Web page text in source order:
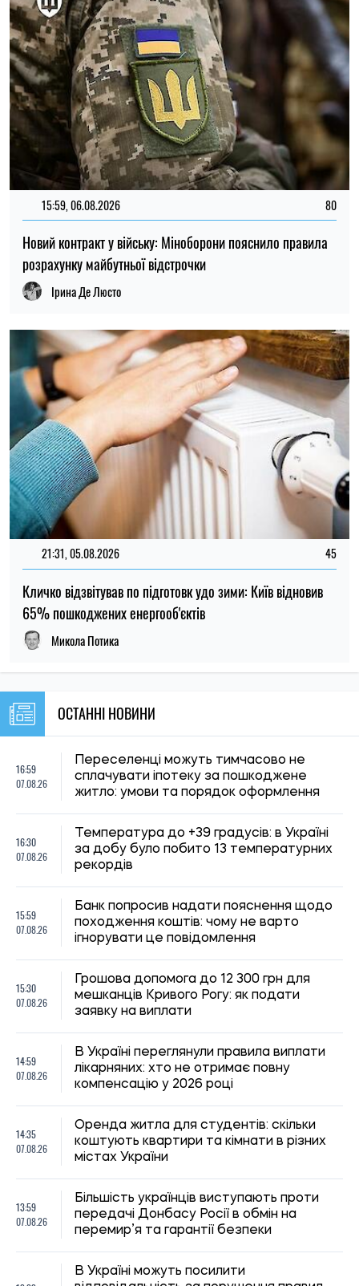
21:31, 05.08.2026 45
Кличко відзвітував по підготовк удо зими: Київ відновив
Микола Потика
ОСТАННІ НОВИНИ
16:59
07.08.26
Переселенці можуть тимчасово не
сплачувати іпотеку за пошкоджене
житло: умови та порядок оформлення
16:30
07.08.26
Температура до +39 градусів: в Україні
за добу було побито 13 температурних
15:59
07.08.26
Банк попросив надати пояснення щодо
походження коштів: чому не варто
ігнорувати це повідомлення
07.08.26
заявку на виплати
07.08.26
В Україні переглянули правила виплати
лікарняних: хто не отримає повну
компенсацію у 2026 році
07.08.26
Оренда житла для студентів: скільки
коштують квартири та кімнати в різних
містах України
07.08.26
Більшість українців виступають проти
передачі Донбасу Росії в обмін на
перемир’я та гарантії безпеки
13:33
07.08.26
В Україні можуть посилити
відповідальність за порушення правил
дорожнього руху: Зеленський дав
доручення Кабміну
12:59
07.08.26
З початку року з України виїхало понад 7
мільйонів осіб: скільки повернулося
07.08.26
Вступ до магістратури у 2026 році:
терміни подання заяв та зарахування
11:59
році: як отримати виплату на соціально-
побутові потреби
11:30
шахрайських оголошень про продаж
автомобілів в інтернеті